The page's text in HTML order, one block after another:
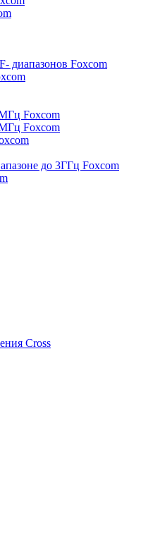
диапазонов Foxcom
МГц Foxcom
МГц Foxcom
до 3ГГц Foxcom
Cross